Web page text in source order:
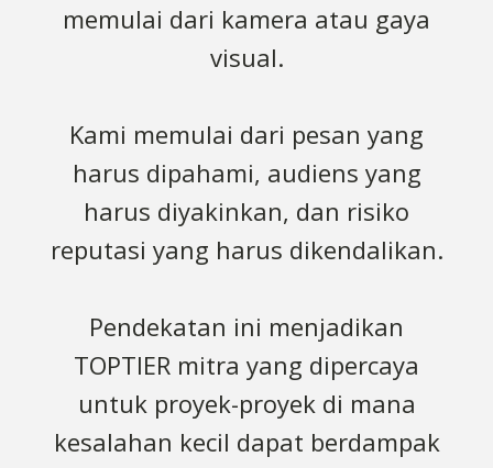
memulai dari kamera atau gaya
visual.
Kami memulai dari pesan yang
harus dipahami, audiens yang
harus diyakinkan, dan risiko
reputasi yang harus dikendalikan.
Pendekatan ini menjadikan
TOPTIER mitra yang dipercaya
untuk proyek-proyek di mana
kesalahan kecil dapat berdampak